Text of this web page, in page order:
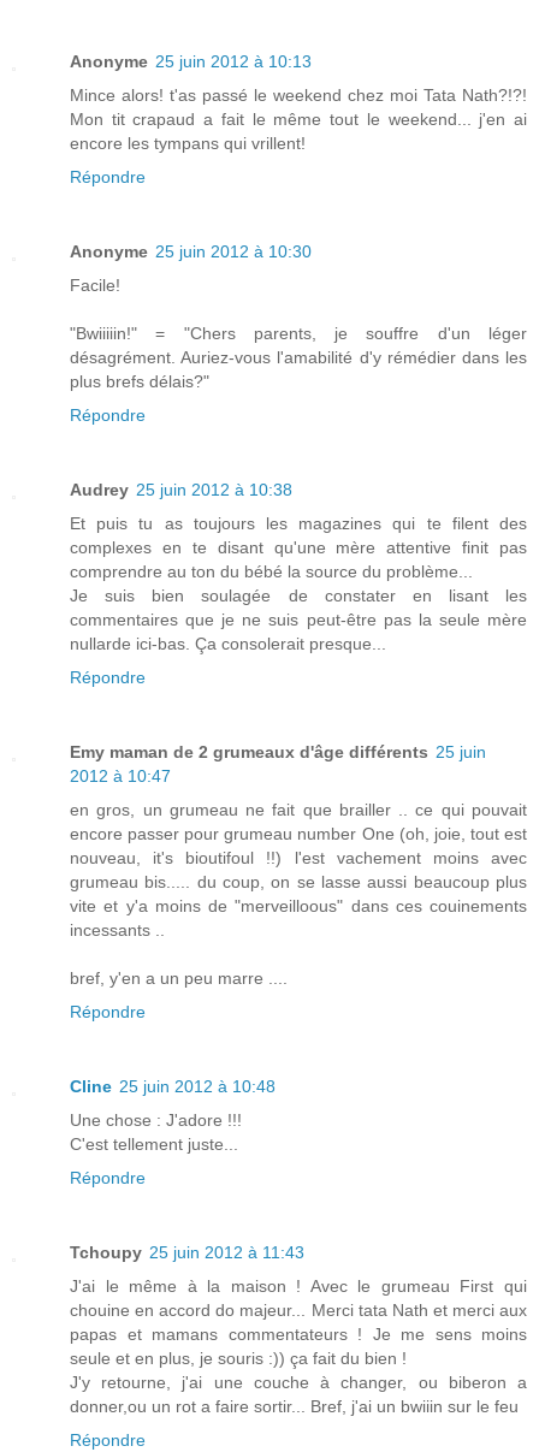
Anonyme 25 juin 2012 à 10:13
Mince alors! t'as passé le weekend chez moi Tata Nath?!?!
Mon tit crapaud a fait le même tout le weekend... j'en ai
encore les tympans qui vrillent!
Répondre
Anonyme 25 juin 2012 à 10:30
Facile!
"Bwiiiiin!" = "Chers parents, je souffre d'un léger
désagrément. Auriez-vous l'amabilité d'y rémédier dans les
plus brefs délais?"
Répondre
Audrey 25 juin 2012 à 10:38
Et puis tu as toujours les magazines qui te filent des
complexes en te disant qu'une mère attentive finit pas
comprendre au ton du bébé la source du problème...
Je suis bien soulagée de constater en lisant les
commentaires que je ne suis peut-être pas la seule mère
nullarde ici-bas. Ça consolerait presque...
Répondre
Emy maman de 2 grumeaux d'âge différents 25 juin
2012 à 10:47
en gros, un grumeau ne fait que brailler .. ce qui pouvait
encore passer pour grumeau number One (oh, joie, tout est
nouveau, it's bioutifoul !!) l'est vachement moins avec
grumeau bis..... du coup, on se lasse aussi beaucoup plus
vite et y'a moins de "merveilloous" dans ces couinements
incessants ..
bref, y'en a un peu marre ....
Répondre
Cline 25 juin 2012 à 10:48
Une chose : J'adore !!!
C'est tellement juste...
Répondre
Tchoupy 25 juin 2012 à 11:43
J'ai le même à la maison ! Avec le grumeau First qui
chouine en accord do majeur... Merci tata Nath et merci aux
papas et mamans commentateurs ! Je me sens moins
seule et en plus, je souris :)) ça fait du bien !
J'y retourne, j'ai une couche à changer, ou biberon a
donner,ou un rot a faire sortir... Bref, j'ai un bwiiin sur le feu
Répondre